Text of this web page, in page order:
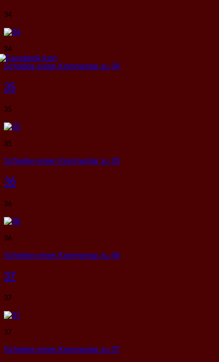
34
34
Schreibe einen Kommentar zu 34
35
35
35
Schreibe einen Kommentar zu 35
36
36
36
Schreibe einen Kommentar zu 36
37
37
37
Schreibe einen Kommentar zu 37